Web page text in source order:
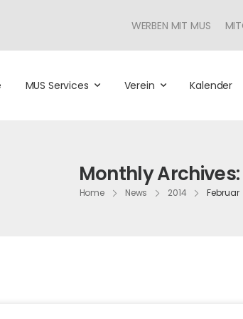
WERBEN MIT MUS
MUS Services Verein Kalender
Monthly Archives:
Home News 2014 Februar